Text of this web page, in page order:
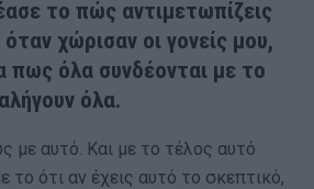
το πώς αντιμετωπίζεις
χώρισαν οι γονείς μου,
πως όλα συνδέονται με το
όλα.
αυτό. Και με το τέλος αυτό
το ότι αν έχεις αυτό το σκεπτικό,